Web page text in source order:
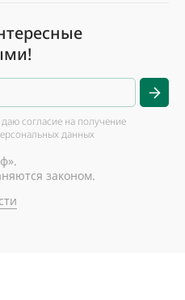
согласие на получение
данных
законом.